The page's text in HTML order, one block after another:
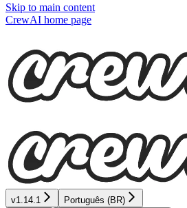
Skip to main content
CrewAI home page
v1.14.1 Português (BR)